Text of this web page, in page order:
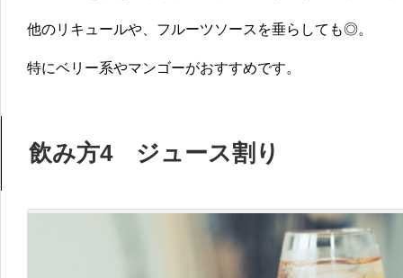
他のリキュールや、フルーツソースを垂らしても◎。
特にベリー系やマンゴーがおすすめです。
飲み方4 ジュース割り